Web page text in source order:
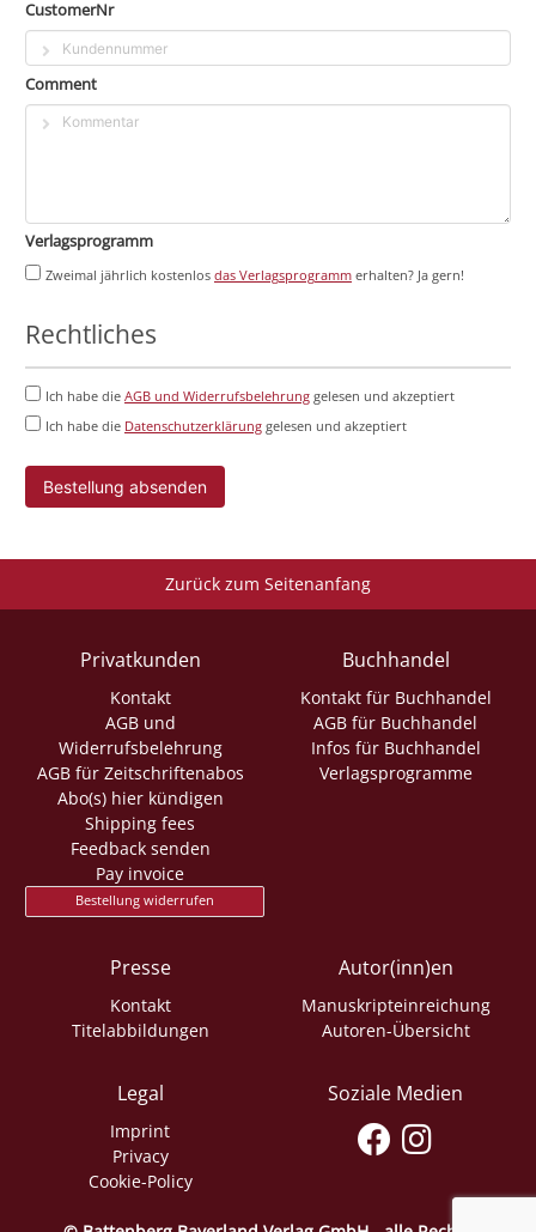
CustomerNr
Comment
Verlagsprogramm
Zweimal jährlich kostenlos das Verlagsprogramm erhalten? Ja gern!
Rechtliches
Ich habe die AGB und Widerrufsbelehrung gelesen und akzeptiert
Ich habe die Datenschutzerklärung gelesen und akzeptiert
Bestellung absenden
Zurück zum Seitenanfang
Privatkunden
Kontakt
AGB und
Widerrufsbelehrung
AGB für Zeitschriftenabos
Abo(s) hier kündigen
Shipping fees
Feedback senden
Pay invoice
Bestellung widerrufen
Buchhandel
Kontakt für Buchhandel
AGB für Buchhandel
Infos für Buchhandel
Verlagsprogramme
Presse
Kontakt
Titelabbildungen
Autor(inn)en
Manuskripteinreichung
Autoren-Übersicht
Legal
Imprint
Privacy
Cookie-Policy
Soziale Medien